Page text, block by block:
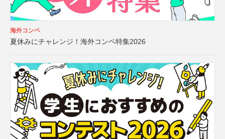
海外コンペ
夏休みにチャレンジ！海外コンペ特集2026